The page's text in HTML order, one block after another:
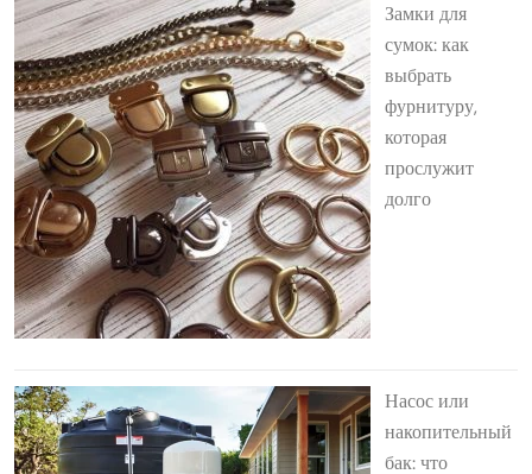
Замки для
сумок: как
выбрать
фурнитуру,
которая
прослужит
долго
Насос или
накопительный
бак: что